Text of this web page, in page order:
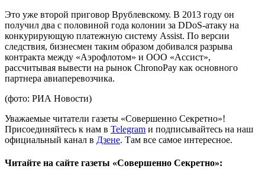
Это уже второй приговор Врублевскому. В 2013 году он
получил два с половиной года колонии за DDoS-атаку на
конкурирующую платежную систему Assist. По версии
следствия, бизнесмен таким образом добивался разрыва
контракта между «Аэрофлотом» и ООО «Ассист»,
рассчитывая вывести на рынок ChronoPay как основного
партнера авиаперевозчика.
(фото: РИА Новости)
Уважаемые читатели газеты «Совершенно Секретно»!
Присоединяйтесь к нам в Telegram и подписывайтесь на наш
официальный канал в Дзене. Там все самое интересное.
Читайте на сайте газеты «Совершенно Секретно»: